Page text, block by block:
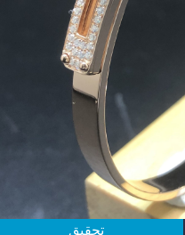
تحقيق